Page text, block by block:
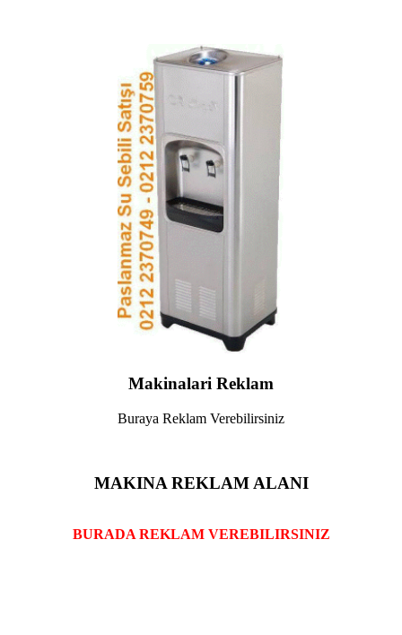
Makinalari Reklam
Buraya Reklam Verebilirsiniz
MAKINA REKLAM ALANI
BURADA REKLAM VEREBILIRSINIZ